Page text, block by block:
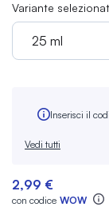
Variante
25 ml
Inserisci il
Vedi tutti
2,99 €
con codice WOW